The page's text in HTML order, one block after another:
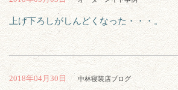
上げ下ろしがしんどくなった・・・。
2018年04月30日 中林寝装店ブログ